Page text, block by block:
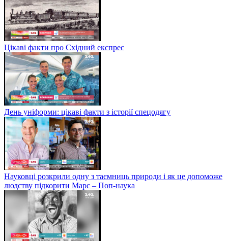
Цікаві факти про Східний експрес
День уніформи: цікаві факти з історії спецодягу
Науковці розкрили одну з таємниць природи і як це допоможе
людству підкорити Марс – Поп-наука